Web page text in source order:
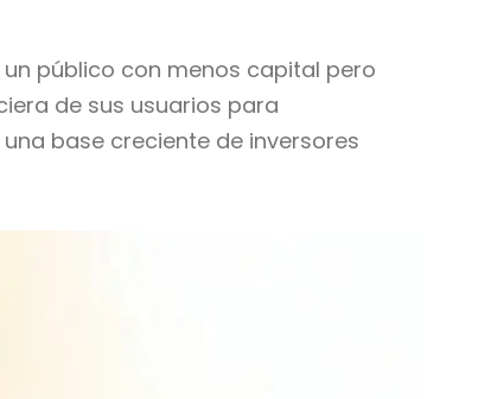
público con menos capital pero
de sus usuarios para
base creciente de inversores